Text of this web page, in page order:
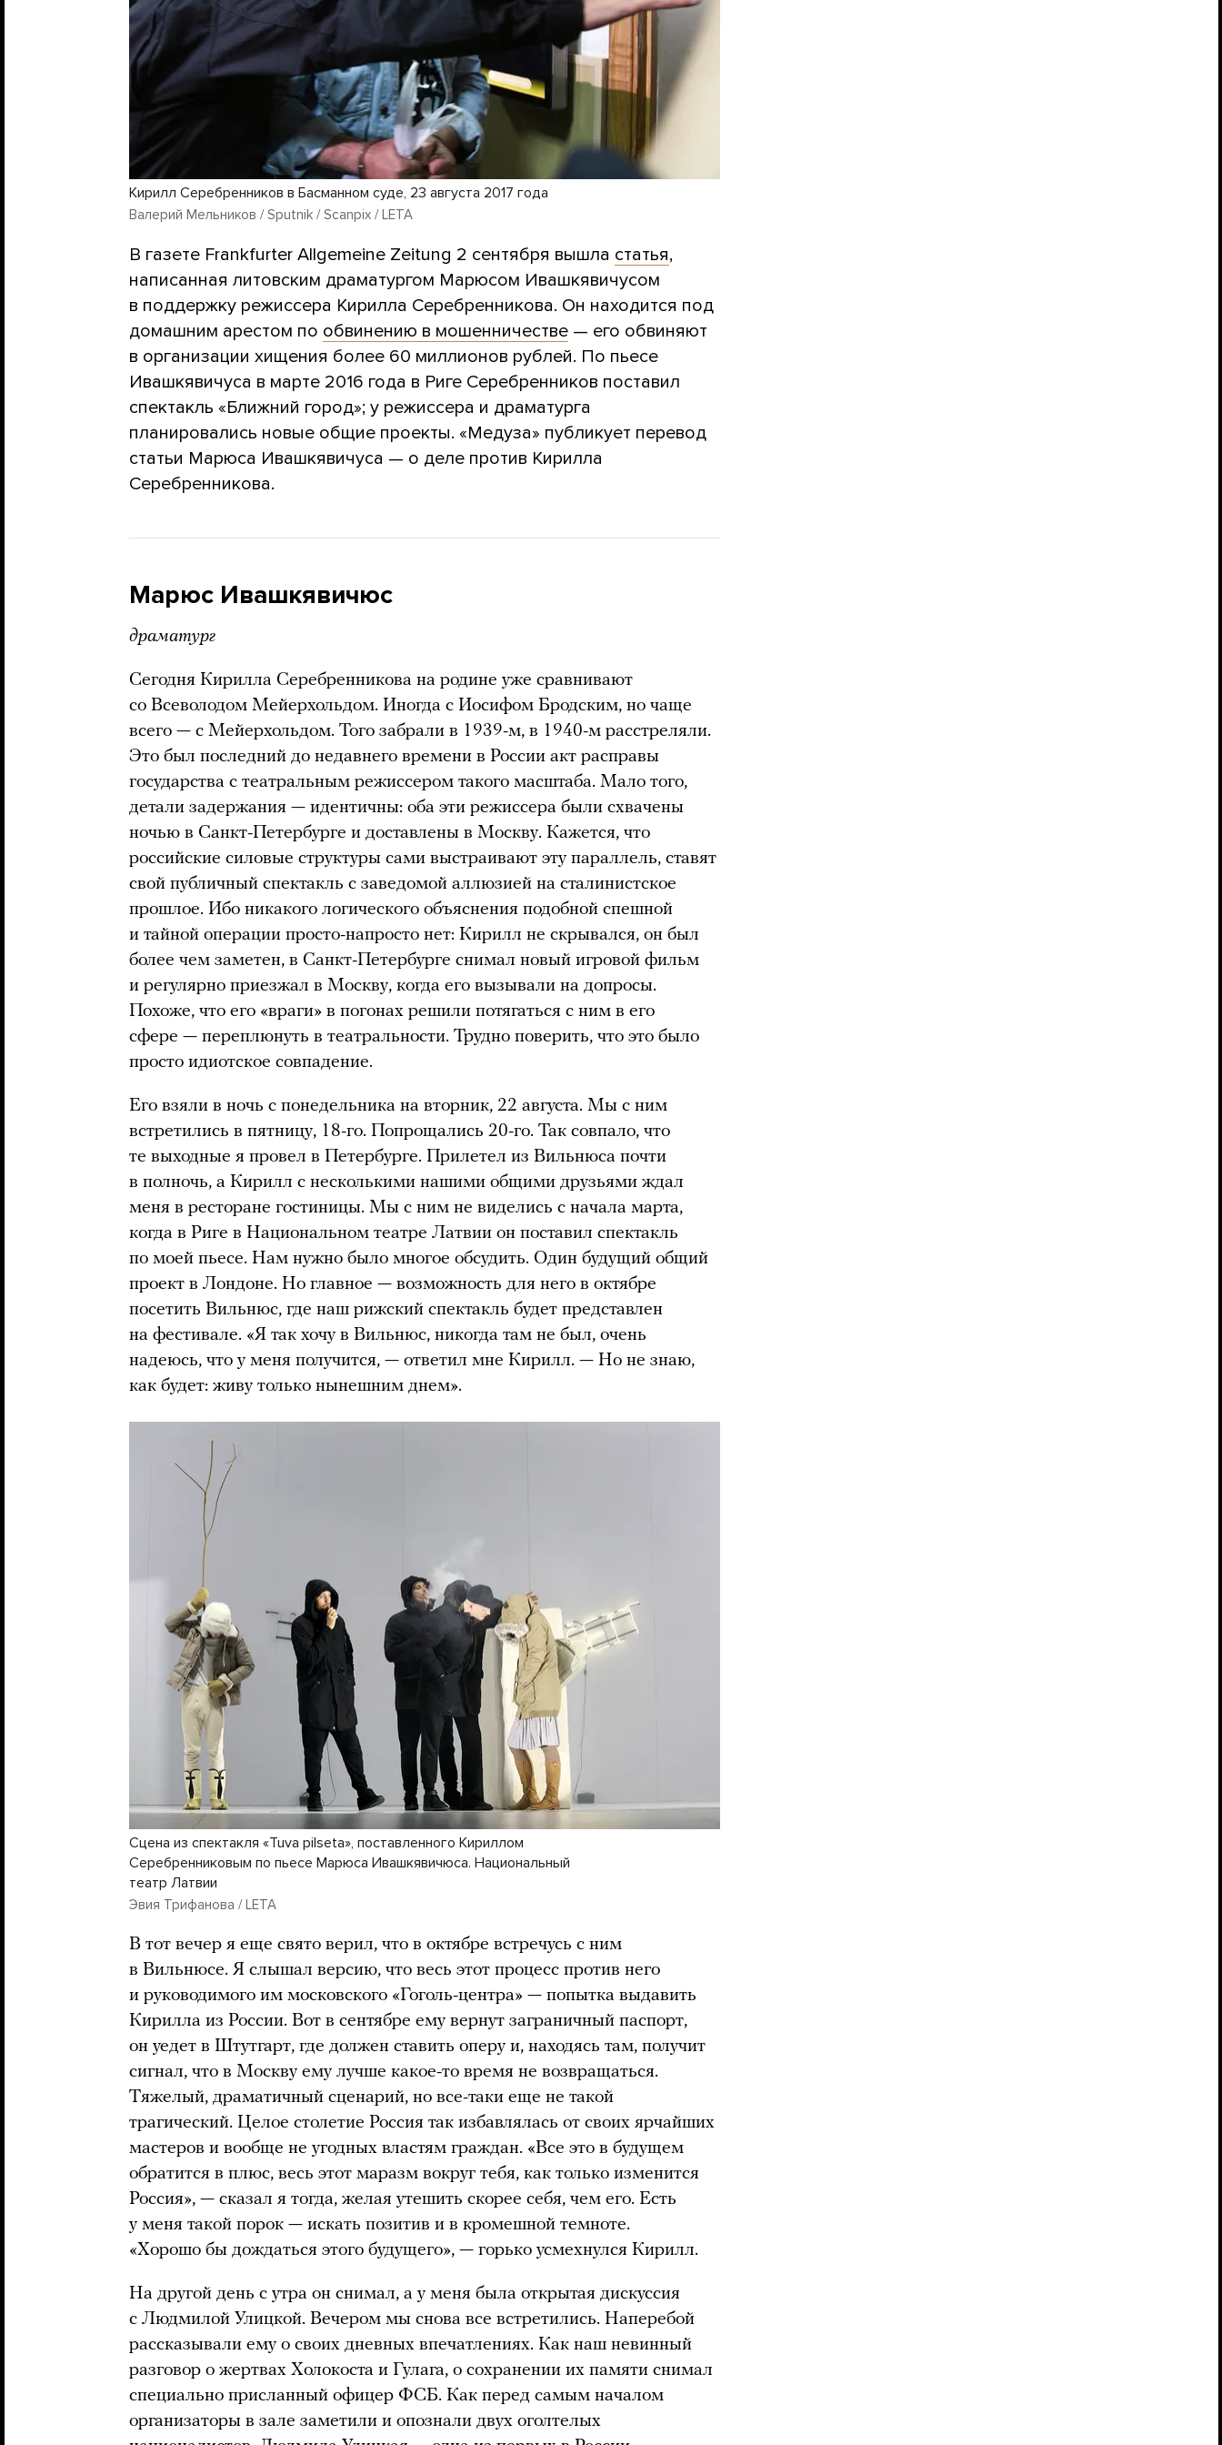
Кирилл Серебренников в Басманном суде, 23 августа 2017 года
Валерий Мельников / Sputnik / Scanpix / LETA
В газете Frankfurter Allgemeine Zeitung 2 сентября вышла статья,
написанная литовским драматургом Марюсом Ивашкявичусом
в поддержку режиссера Кирилла Серебренникова. Он находится под
домашним арестом по обвинению в мошенничестве — его обвиняют
в организации хищения более 60 миллионов рублей. По пьесе
Ивашкявичуса в марте 2016 года в Риге Серебренников поставил
спектакль «Ближний город»; у режиссера и драматурга
планировались новые общие проекты. «Медуза» публикует перевод
статьи Марюса Ивашкявичуса — о деле против Кирилла
Серебренникова.
Марюс Ивашкявичюс
драматург
Сегодня Кирилла Серебренникова на родине уже сравнивают
со Всеволодом Мейерхольдом. Иногда с Иосифом Бродским, но чаще
всего — с Мейерхольдом. Того забрали в 1939-м, в 1940-м расстреляли.
Это был последний до недавнего времени в России акт расправы
государства с театральным режиссером такого масштаба. Мало того,
детали задержания — идентичны: оба эти режиссера были схвачены
ночью в Санкт-Петербурге и доставлены в Москву. Кажется, что
российские силовые структуры сами выстpaивают эту параллель, ставят
свой публичный спектакль с заведомой аллюзией на сталинистское
прошлое. Ибо никакого логического объяснения подобной спешной
и тайной операции просто-напросто нет: Кирилл не скрывался, он был
более чем заметен, в Санкт-Петербурге снимал новый игровой фильм
и регулярно приезжал в Москву, когда его вызывали на допросы.
Похоже, что его «враги» в погонах решили потягаться с ним в его
сфере — переплюнуть в театральности. Трудно поверить, что это было
просто идиотское совпадение.
Его взяли в ночь с понедельника на вторник, 22 августа. Мы с ним
встретились в пятницу, 18-го. Попрощались 20-го. Так совпало, что
те выходные я провел в Петербурге. Прилетел из Вильнюса почти
в полночь, а Кирилл с несколькими нашими общими друзьями ждал
меня в ресторане гостиницы. Мы с ним не виделись с начала марта,
когда в Риге в Национальном театре Латвии он поставил спектакль
по моей пьесе. Нам нужно было многое обсудить. Один будущий общий
проект в Лондоне. Но главное — возможность для него в октябре
посетить Вильнюс, где наш рижский спектакль будет представлен
на фестивале. «Я так хочу в Вильнюс, никогда там не был, очень
надеюсь, что у меня получится, — ответил мне Кирилл. — Но не знаю,
как будет: живу только нынешним днем».
Сцена из спектакля «Tuva pilseta», поставленного Кириллом
Серебренниковым по пьесе Марюса Ивашкявичюса. Национальный
театр Латвии
Эвия Трифанова / LETA
В тот вечер я еще свято верил, что в октябре встречусь с ним
в Вильнюсе. Я слышал версию, что весь этот процесс против него
и руководимого им московского «Гоголь-центра» — попытка выдавить
Кирилла из России. Вот в сентябре ему вернут заграничный паспорт,
он уедет в Штутгарт, где должен ставить оперу и, находясь там, получит
сигнал, что в Москву ему лучше какое-то время не возвращаться.
Тяжелый, драматичный сценарий, но все-таки еще не такой
трагический. Целое столетие Россия так избавлялась от своих ярчайших
мастеров и вообще не угодных властям граждан. «Все это в будущем
обратится в плюс, весь этот маразм вокруг тебя, как только изменится
Россия», — сказал я тогда, желая утешить скорее себя, чем его. Есть
у меня такой порок — искать позитив и в кромешной темноте.
«Хорошо бы дождаться этого будущего», — горько усмехнулся Кирилл.
На другой день с утра он снимал, а у меня была открытая дискуссия
с Людмилой Улицкой. Вечером мы снова все встретились. Наперебой
рассказывали ему о своих дневных впечатлениях. Как наш невинный
разговор о жертвах Холокоста и Гулага, о сохранении их памяти снимал
специально присланный офицер ФСБ. Как перед самым началом
организаторы в зале заметили и опознали двух оголтелых